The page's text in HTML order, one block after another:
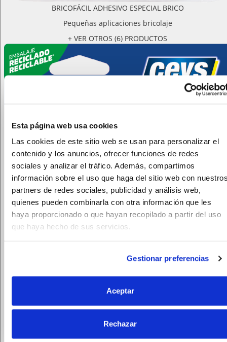
Esta página web usa cookies
Las cookies de este sitio web se usan para personalizar el
contenido y los anuncios, ofrecer funciones de redes
sociales y analizar el tráfico. Además, compartimos
información sobre el uso que haga del sitio web con
partners de redes sociales, publicidad y análisis web,
quienes pueden combinarla con otra información que les
haya proporcionado o que hayan recopilado a partir del uso
que haya hecho de sus servicios.
Gestionar preferencias
Aceptar
Rechazar
BRICOFÁCIL ADHESIVO ESPECIAL BRICO
Pequeñas aplicaciones bricolaje
+ VER OTROS (6) PRODUCTOS